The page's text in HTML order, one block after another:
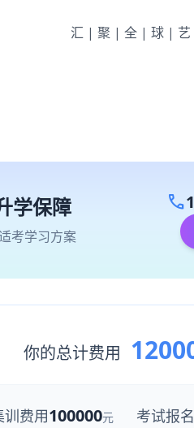
汇|聚|全|球|
学保障
考学习方案
call
你的总计费用
训费用100000元 考试报